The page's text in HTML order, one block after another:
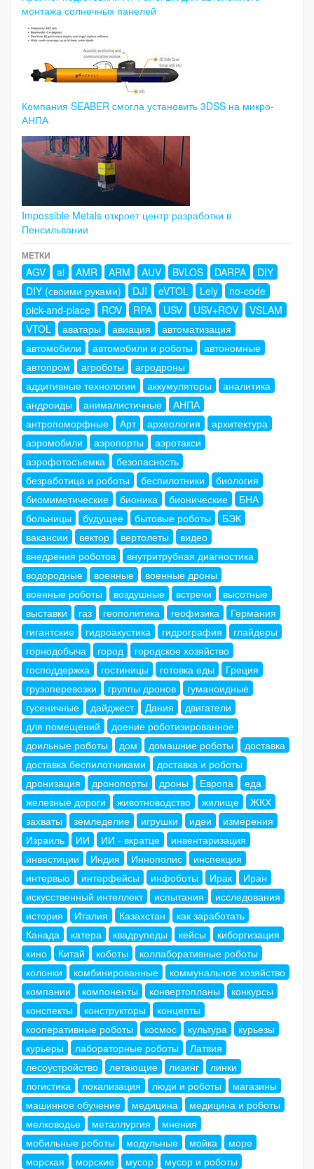
монтажа солнечных панелей
Компания SEABER смогла установить 3DSS на микро-
АНПА
Impossible Metals откроет центр разработки в
Пенсильвании
МЕТКИ
AGV ai AMR ARM AUV BVLOS DARPA
DIY
DIY (своими руками)
DJI eVTOL Lely
no-code
pick-and-place
ROV RPA USV USV+ROV
VSLAM
VTOL
аватары авиация
автоматизация
автомобили
автомобили и роботы
автономные
автопром
агроботы
агродроны
аддитивные технологии
аккумуляторы
аналитика
андроиды
анималистичные
АНПА
антропоморфные
Арт археология
архитектура
аэромобили
аэропорты
аэротакси
аэрофотосъемка
безопасность
безработица и роботы
беспилотники
биология
биомиметические
бионика бионические
БНА
больницы
будущее бытовые роботы
БЭК
вакансии
вектор вертолеты
видео
внедрения роботов
внутритрубная диагностика
водородные
военные
военные дроны
военные роботы
воздушные встречи
высотные
выставки
газ геополитика геофизика
Германия
гигантские
гидроакустика гидрография
глайдеры
горнодобыча
город
городское хозяйство
господдержка
гостиницы готовка еды
Греция
грузоперевозки
группы дронов
гуманоидные
гусеничные
дайджест Дания
двигатели
для помещений
доение роботизированное
доильные роботы
дом домашние роботы
доставка
доставка беспилотниками
доставка и роботы
дронизация
дронопорты дроны Европа
еда
железные дороги
животноводство жилище
ЖКХ
захваты
земледелие игрушки идеи
измерения
Израиль
ИИ ИИ - вкратце
инвентаризация
инвестиции
Индия Иннополис
инспекция
интервью
интерфейсы инфоботы Ирак
Иран
искусственный интеллект
испытания
исследования
история
Италия Казахстан
как заработать
Канада
катера квадрупеды кейсы
киборгизация
кино
Китай коботы
коллаборативные роботы
колонки
комбинированные
коммунальное хозяйство
компании
компоненты конвертопланы
конкурсы
конспекты
конструкторы
концепты
кооперативные роботы
космос культура
курьезы
курьеры
лабораторные роботы
Латвия
лесоустройство
летающие лизинг
линки
логистика
локализация люди и роботы
магазины
машинное обучение
медицина
медицина и роботы
мелководье
металлургия
мнения
мобильные роботы
модульные мойка
море
морская
морские мусор
мусор и роботы